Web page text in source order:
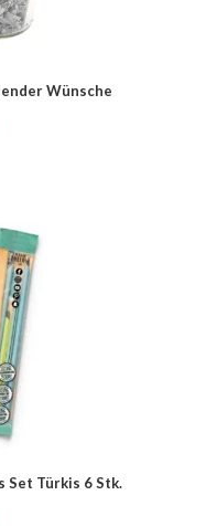
Wünsche
Türkis 6 Stk.